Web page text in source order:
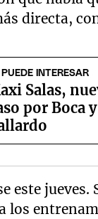
directa,
INTERESAR
Salas,
por Boca
este jueves.
los